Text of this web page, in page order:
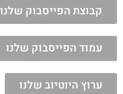
קבוצת הפייסבוק שלנו
עמוד הפייסבוק שלנו
ערוץ היוטיוב שלנו